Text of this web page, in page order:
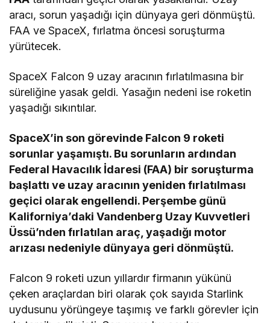
aracı, sorun yaşadığı için dünyaya geri dönmüştü.
FAA ve SpaceX, fırlatma öncesi soruşturma
yürütecek.
SpaceX Falcon 9 uzay aracının fırlatılmasına bir
süreliğine yasak geldi. Yasağın nedeni ise roketin
yaşadığı sıkıntılar.
SpaceX’in son görevinde Falcon 9 roketi
sorunlar yaşamıştı. Bu sorunların ardından
Federal Havacılık İdaresi (FAA) bir soruşturma
başlattı ve uzay aracının yeniden fırlatılması
geçici olarak engellendi. Perşembe günü
Kaliforniya’daki Vandenberg Uzay Kuvvetleri
Üssü’nden fırlatılan araç, yaşadığı motor
arızası nedeniyle dünyaya geri dönmüştü.
Falcon 9 roketi uzun yıllardır firmanın yükünü
çeken araçlardan biri olarak çok sayıda Starlink
uydusunu yörüngeye taşımış ve farklı görevler için